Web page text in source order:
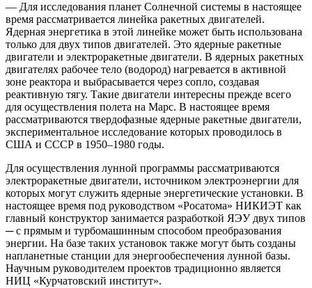
— Для исследования планет Солнечной системы в настоящее
время рассматривается линейка ракетных двигателей.
Ядерная энергетика в этой линейке может быть использована
только для двух типов двигателей. Это ядерные ракетные
двигатели и электроракетные двигатели. В ядерных ракетных
двигателях рабочее тело (водород) нагревается в активной
зоне реактора и выбрасывается через сопло, создавая
реактивную тягу. Такие двигатели интересны прежде всего
для осуществления полета на Марс. В настоящее время
рассматриваются твердофазные ядерные ракетные двигатели,
экспериментальное исследование которых проводилось в
США и СССР в 1950–1980 годы.
Для осуществления лунной программы рассматриваются
электроракетные двигатели, источником электроэнергии для
которых могут служить ядерные энергетические установки. В
настоящее время под руководством «Росатома» НИКИЭТ как
главный конструктор занимается разработкой ЯЭУ двух типов
─ с прямым и турбомашинным способом преобразования
энергии. На базе таких установок также могут быть созданы
напланетные станции для энергообеспечения лунной базы.
Научным руководителем проектов традиционно является
НИЦ «Курчатовский институт».